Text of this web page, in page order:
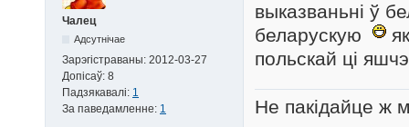
Чалец
Адсутнічае
Зарэгістраваны: 2012-03-27
Допісаў: 8
Падзякавалі: 1
За паведамленне: 1
выказваньні ў
беларускую
польскай ці
Не пакідайце ж